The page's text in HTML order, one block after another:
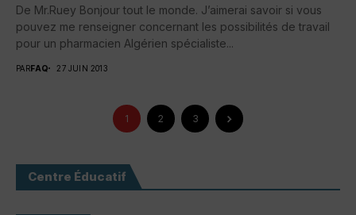
De Mr.Ruey Bonjour tout le monde. J’aimerai savoir si vous
pouvez me renseigner concernant les possibilités de travail
pour un pharmacien Algérien spécialiste...
PARFAQ 27 JUIN 2013
1 2 3
Centre Éducatif